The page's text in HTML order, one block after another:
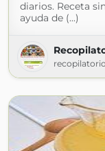
diarios. Receta
ayuda de (...)